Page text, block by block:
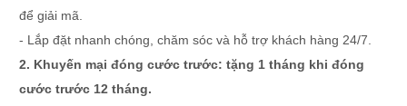
để giải mã.
- Lắp đặt nhanh chóng, chăm sóc và hỗ trợ khách hàng 24/7.
2. Khuyến mại đóng cước trước: tặng 1 tháng khi đóng
cước trước 12 tháng.